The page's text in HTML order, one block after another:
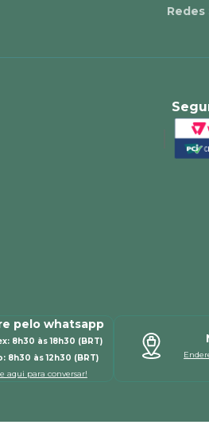
Redes
pelo whatsapp
8h30 às 18h30 (BRT)
8h30 às 12h30 (BRT)
aqui para conversar!